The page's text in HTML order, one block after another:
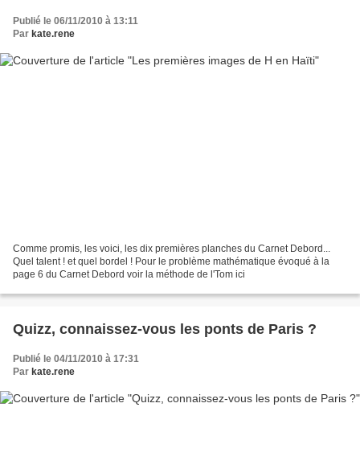
Publié le 06/11/2010 à 13:11
Par kate.rene
Comme promis, les voici, les dix premières planches du Carnet Debord...
Quel talent ! et quel bordel ! Pour le problème mathématique évoqué à la
page 6 du Carnet Debord voir la méthode de l'Tom ici
Quizz, connaissez-vous les ponts de Paris ?
Publié le 04/11/2010 à 17:31
Par kate.rene